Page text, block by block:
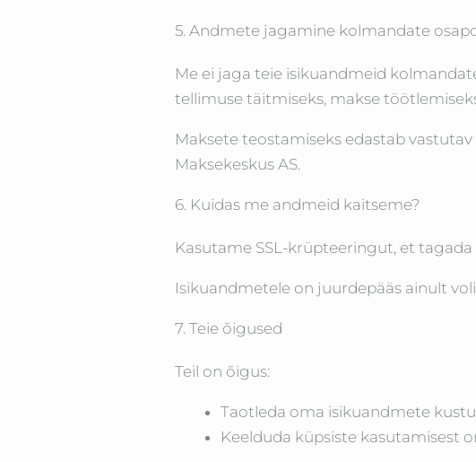
5. Andmete jagamine kolmandate
Me ei jaga teie isikuandmeid
tellimuse täitmiseks, makse
Maksete teostamiseks edastab
Maksekeskus AS.
6. Kuidas me andmeid kaitseme?
Kasutame SSL-krüpteeringut, et
Isikuandmetele on juurdepääs ainult
7. Teie õigused
Teil on õigus:
Taotleda oma isikuandmete
Keelduda küpsiste kasutamisest